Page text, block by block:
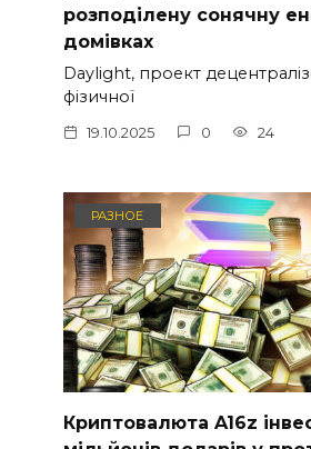
розподілену сонячну
домівках
Daylight, проект
фізичної
19.10.2025 0 24
РАЗНОЕ
Криптовалюта A16z